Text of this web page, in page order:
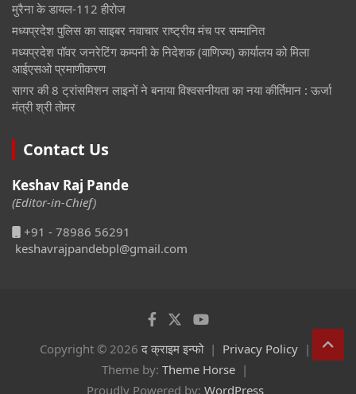
मुरैना के डायल-112 हीरोज
मध्यप्रदेश पुलिस का साइबर नवाचार राष्ट्रीय मंच पर सम्मानित
मध्यप्रदेश पॉवर जनरेटिंग कम्पनी के निदेशक (वाणिज्य) कार्यालय को मिला
आईएसओ प्रमाणीकरण
सागर की 8 ट्रांसमिशन लाइनों ने बनाया विश्वसनीयता का नया कीर्तिमान : ऊर्जा
मंत्री श्री तोमर
Contact Us
Keshav Raj Pande
(Editor-in-Chief)
+91 - 78986 56291
keshavrajpandebpl@gmail.com
Copyright © 2026 द क्राइम इन्फो
Privacy Policy
Theme by: Theme Horse
Proudly Powered by: WordPress